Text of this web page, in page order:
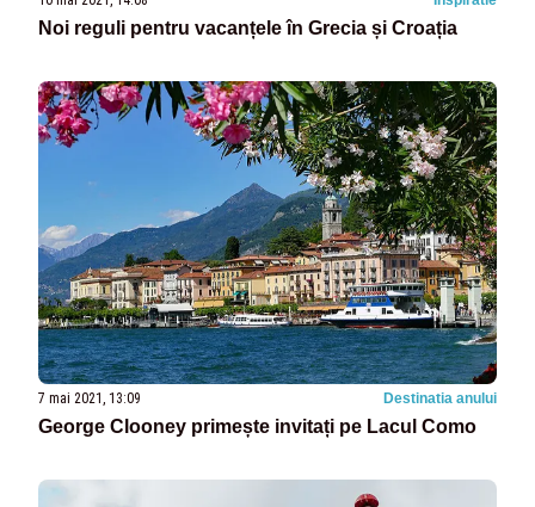
Noi reguli pentru vacanțele în Grecia și Croația
7 mai 2021, 13:09 Destinatia anului
George Clooney primește invitați pe Lacul Como